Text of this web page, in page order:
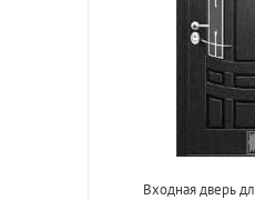
Входная дверь